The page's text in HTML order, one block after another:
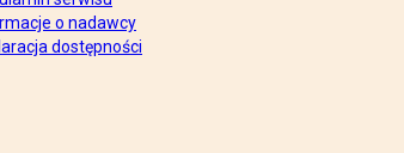
o nadawcy
dostępności